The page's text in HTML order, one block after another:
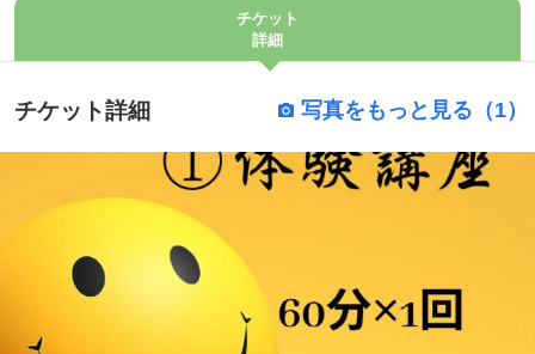
チケット
詳細
チケット詳細 写真をもっと見る（1）